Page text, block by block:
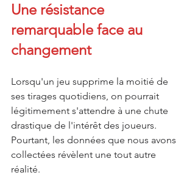
Une résistance
remarquable face au
changement
Lorsqu'un jeu supprime la moitié de
ses tirages quotidiens, on pourrait
légitimement s'attendre à une chute
drastique de l'intérêt des joueurs.
Pourtant, les données que nous avons
collectées révèlent une tout autre
réalité.